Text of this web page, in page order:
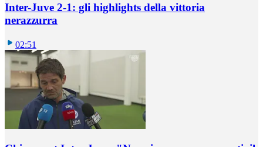
Inter-Juve 2-1: gli highlights della vittoria
nerazzurra
02:51